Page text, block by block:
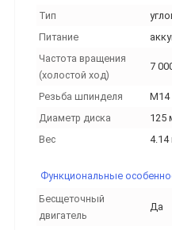
Тип
Питание
Частота вращения
(холостой ход)
7
Резьба шпинделя
M14
Диаметр диска
125
Вес
4.14
Функциональные
Бесщеточный
двигатель
Да